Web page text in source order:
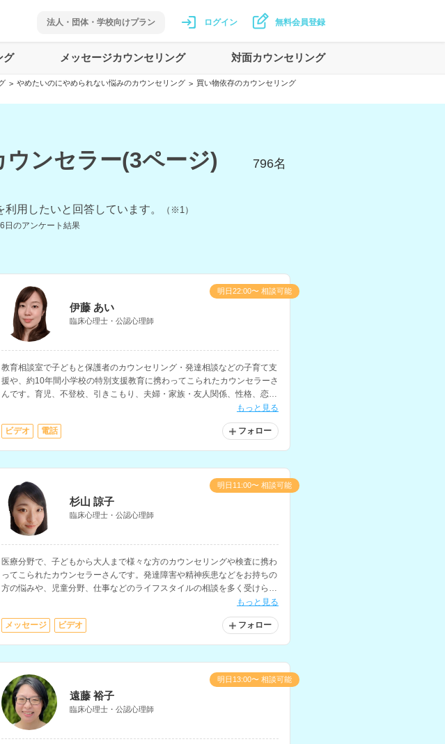
法人・団体・学校向けプラン ログイン 無料会員登録
グ メッセージカウンセリング 対面カウンセリング
> やめたいのにやめられない悩みのカウンセリング > 買い物依存のカウンセリング
ンセラー(3ページ) 796名
用したいと回答しています。 （※1）
日 のアンケート結果
伊藤 あい
臨床心理士・公認心理師
教育相談室で子どもと保護者のカウンセリング・発達相談などの子育て支
援や、約10年間小学校の特別支援教育に携わってこられたカウンセラーさ
んです。育児、不登校、引きこもり、夫婦・家族・友人関係、性格、恋
愛、仕事、妊活・不妊治療の悩みなど、様々な相談に対応されています。
もっと見る
ビデオ 電話 フォロー
明日22:00〜 相談可能
杉山 諒子
臨床心理士・公認心理師
医療分野で、子どもから大人まで様々な方のカウンセリングや検査に携わ
ってこられたカウンセラーさんです。発達障害や精神疾患などをお持ちの
方の悩みや、児童分野、仕事などのライフスタイルの相談を多く受けられ
もっと見る
メッセージ ビデオ フォロー
明日11:00〜 相談可能
遠藤 裕子
臨床心理士・公認心理師
明日13:00〜 相談可能